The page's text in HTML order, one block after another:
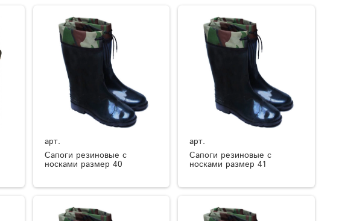
арт.
Сапоги резиновые с
носками размер 40
арт.
Сапоги резиновые с
носками размер 41